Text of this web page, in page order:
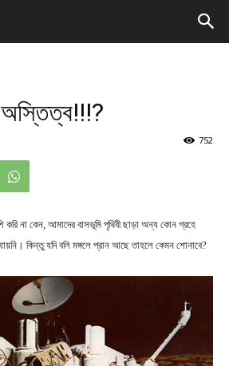
অস্তিত্ব!!!?
752
না কেন, আমাদের বাসভূমি পৃথিবী ছাড়া অন্য কোন গ্রহে
কিন্তু যদি বলি মঙ্গলে প্রান আছে তাহলে কেমন শোনাবে?